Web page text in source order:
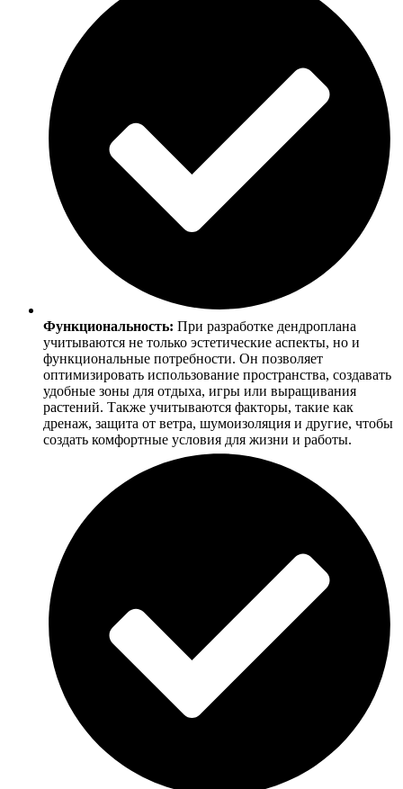
Функциональность: При разработке дендроплана
учитываются не только эстетические аспекты, но и
функциональные потребности. Он позволяет
оптимизировать использование пространства, создавать
удобные зоны для отдыха, игры или выращивания
растений. Также учитываются факторы, такие как
дренаж, защита от ветра, шумоизоляция и другие, чтобы
создать комфортные условия для жизни и работы.